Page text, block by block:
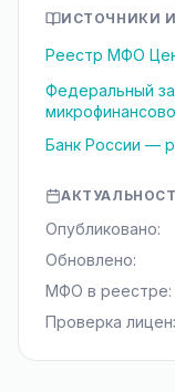
ИСТОЧНИКИ
Реестр МФО
Федеральный
Банк России —
Опубликовано:
Обновлено:
МФО в реестре:
Проверка